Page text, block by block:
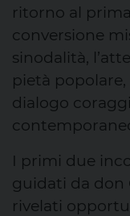
ritorno al
conversione
sinodalità,
pietà
dialogo
I primi due
guidati da don
rivelati